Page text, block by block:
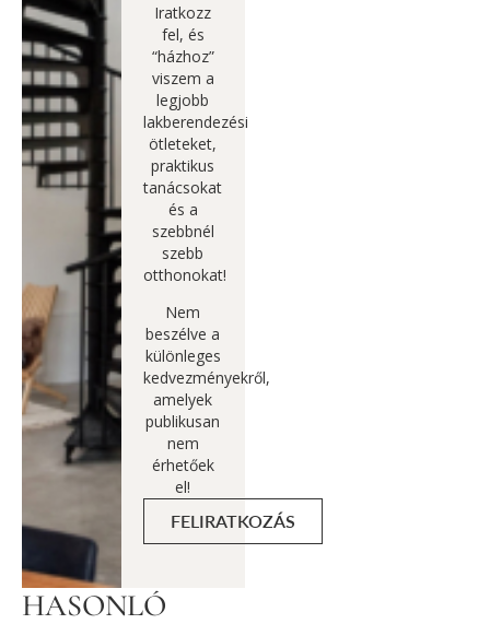
Iratkozz
fel, és
“házhoz”
viszem a
legjobb
lakberendezési
ötleteket,
praktikus
tanácsokat
és a
szebbnél
szebb
otthonokat!
Nem
beszélve a
különleges
kedvezményekről,
amelyek
publikusan
nem
érhetőek
el!
FELIRATKOZÁS
HASONLÓ